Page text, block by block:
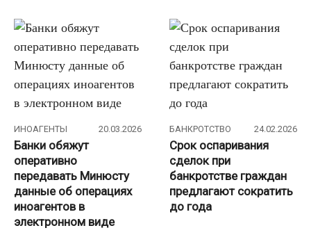
ИНОАГЕНТЫ 20.03.2026
Банки обяжут
оперативно
передавать Минюсту
данные об операциях
иноагентов в
электронном виде
БАНКРОТСТВО 24.02.2026
Срок оспаривания
сделок при
банкротстве граждан
предлагают сократить
до года